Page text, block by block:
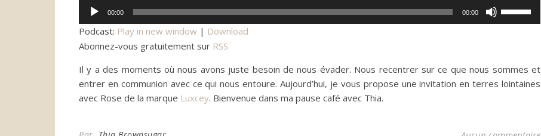
Lecteur
audio
00:00 00:00
Podcast: Play in new window | Download
Abonnez-vous gratuitement sur RSS
Il y a des moments où nous avons juste besoin de nous évader. Nous recentrer sur ce que nous sommes et
entrer en communion avec ce qui nous entoure. Aujourd’hui, je vous propose une invitation en terres lointaines
avec Rose de la marque Luxcey. Bienvenue dans ma pause café avec Thia.